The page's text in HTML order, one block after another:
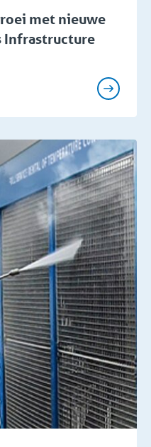
met nieuwe
Infrastructure